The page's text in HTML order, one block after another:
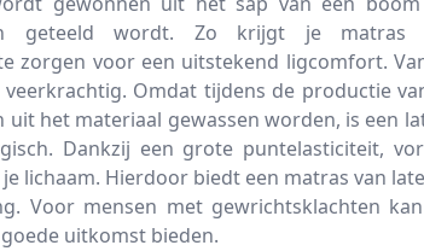
geteeld wordt. Zo krijgt je matras
zorgen voor een uitstekend ligcomfort.
veerkrachtig. Omdat tijdens de productie
uit het materiaal gewassen worden, is een
Dankzij een grote puntelasticiteit,
lichaam. Hierdoor biedt een matras van
Voor mensen met gewrichtsklachten
uitkomst bieden.